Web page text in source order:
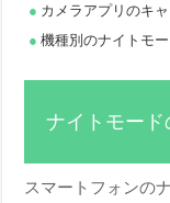
カメラアプリのキ
機種別のナイトモ
ナイトモー
スマートフォンの